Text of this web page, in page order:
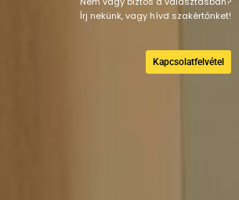
Írj nekünk, vagy hívd szakértőnket!
Kapcsolatfelvétel